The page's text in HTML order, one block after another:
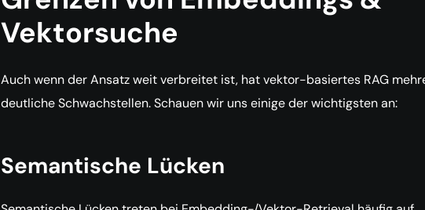
Vektorsuche
Auch wenn der Ansatz weit verbreitet ist, hat vektor-basiertes RAG
deutliche Schwachstellen. Schauen wir uns einige der wichtigsten an:
Semantische Lücken